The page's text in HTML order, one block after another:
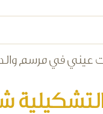
عيني في مرسم